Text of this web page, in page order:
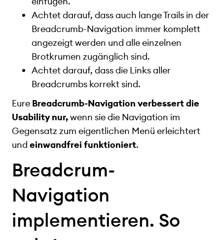
Achtet darauf, dass auch lange Trails in der
Breadcrumb-Navigation immer komplett
angezeigt werden und alle einzelnen
Brotkrumen zugänglich sind.
Achtet darauf, dass die Links aller
Breadcrumbs korrekt sind.
Eure Breadcrumb-Navigation verbessert die
Usability nur,wenn sie die Navigation im
Gegensatz zum eigentlichen Menü erleichtert
und einwandfrei funktioniert.
Breadcrum-
Navigation
implementieren. So